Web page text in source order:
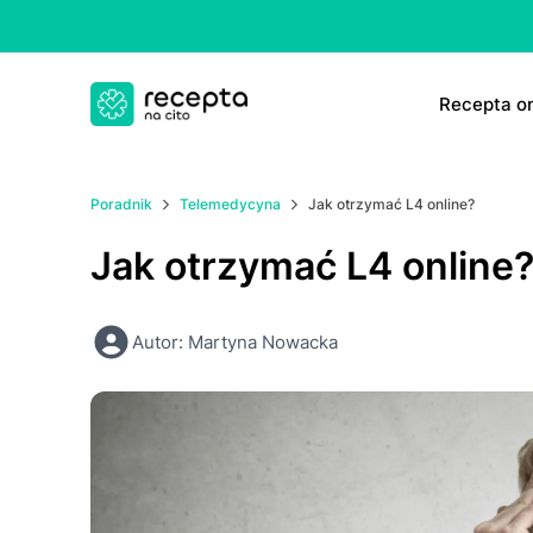
Rесерtа
Poradnik Telemedycyna Jak otrzymać L4 online?
Jak otrzymać L4 online?
Autor: Martyna Nowacka